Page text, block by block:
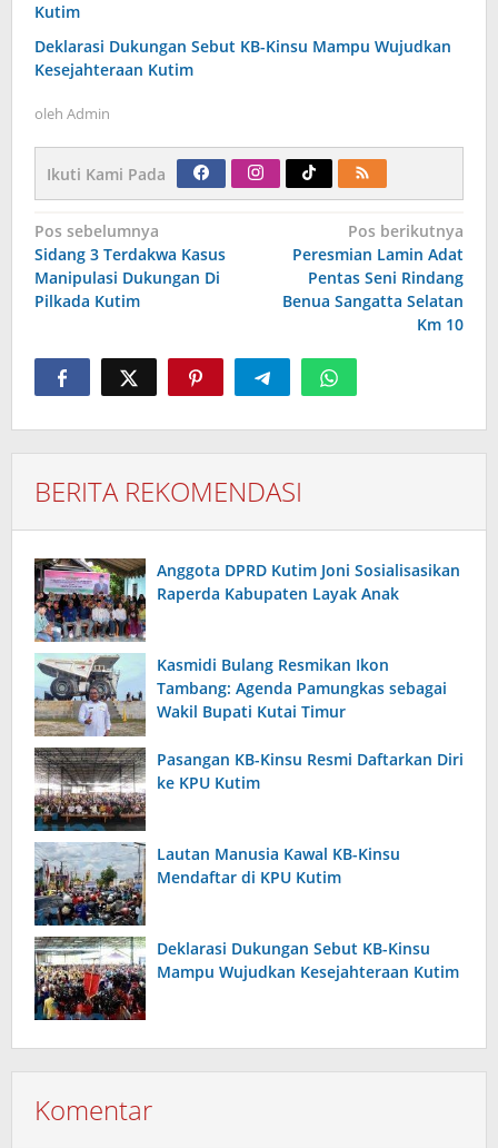
Kutim
Deklarasi Dukungan Sebut KB-Kinsu Mampu Wujudkan
Kesejahteraan Kutim
oleh Admin
Ikuti Kami Pada
Navigasi
pos
Pos sebelumnya
Sidang 3 Terdakwa Kasus
Manipulasi Dukungan Di
Pilkada Kutim
Pos berikutnya
Peresmian Lamin Adat
Pentas Seni Rindang
Benua Sangatta Selatan
Km 10
BERITA REKOMENDASI
Anggota DPRD Kutim Joni Sosialisasikan
Raperda Kabupaten Layak Anak
Kasmidi Bulang Resmikan Ikon
Tambang: Agenda Pamungkas sebagai
Wakil Bupati Kutai Timur
Pasangan KB-Kinsu Resmi Daftarkan Diri
ke KPU Kutim
Lautan Manusia Kawal KB-Kinsu
Mendaftar di KPU Kutim
Deklarasi Dukungan Sebut KB-Kinsu
Mampu Wujudkan Kesejahteraan Kutim
Komentar